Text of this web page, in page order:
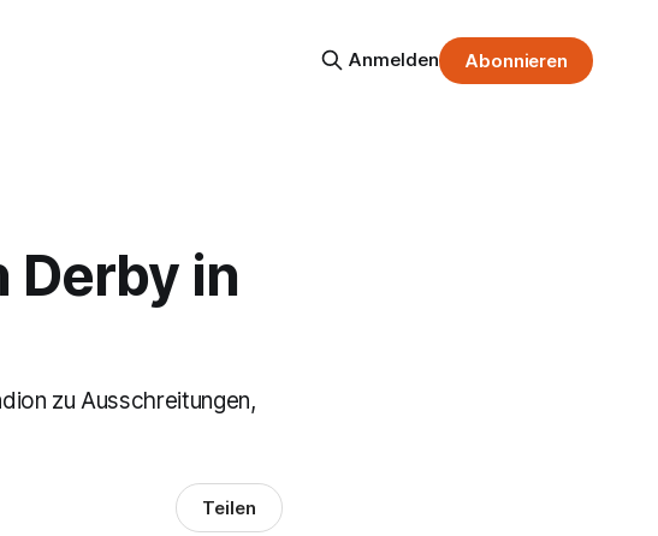
Anmelden Abonnieren
Derby in
zu Ausschreitungen,
Teilen